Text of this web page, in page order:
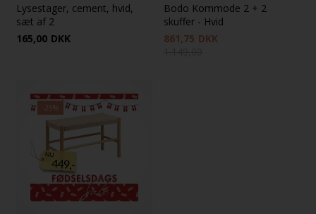
Lysestager, cement, hvid,
sæt af 2
165,00 DKK
Bodo Kommode 2 + 2
skuffer - Hvid
861,75 DKK
-25%